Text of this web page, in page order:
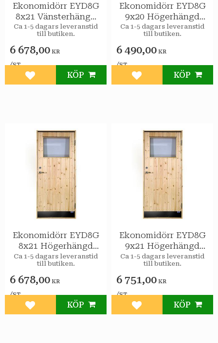
Ekonomidörr EYD8G
8x21 Vänsterhängd
STAR Varmförråd 2-
glas isolerruta
Ca 1-5 dagars leveranstid
till butiken.
6 678,00 KR
/ST
Lägg till i favoriter
KÖP
Ekonomidörr EYD8G
9x20 Högerhängd
STAR Varmförråd 2-
glas isolerruta
Ca 1-5 dagars leveranstid
till butiken.
6 490,00 KR
/ST
Lägg till i favoriter
KÖP
Ekonomidörr EYD8G
8x21 Högerhängd
STAR Varmförråd 2-
glas isolerruta
Ca 1-5 dagars leveranstid
till butiken.
6 678,00 KR
/ST
Lägg till i favoriter
KÖP
Ekonomidörr EYD8G
9x21 Högerhängd
STAR Varmförråd 2-
glas isolerruta
Ca 1-5 dagars leveranstid
till butiken.
6 751,00 KR
/ST
Lägg till i favoriter
KÖP